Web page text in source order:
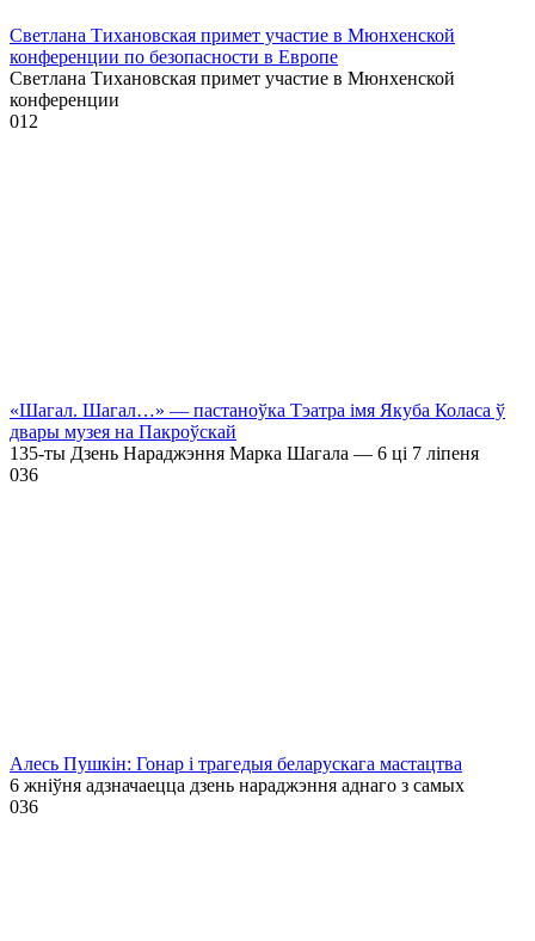
Светлана Тихановская примет участие в Мюнхенской
конференции по безопасности в Европе
Светлана Тихановская примет участие в Мюнхенской
конференции
012
«Шагал. Шагал…» — пастаноўка Тэатра імя Якуба Коласа ў
двары музея на Пакроўскай
135-ты Дзень Нараджэння Марка Шагала — 6 ці 7 ліпеня
036
Алесь Пушкін: Гонар і трагедыя беларускага мастацтва
6 жніўня адзначаецца дзень нараджэння аднаго з самых
036